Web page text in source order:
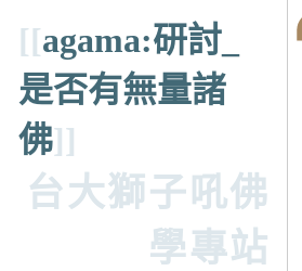
[[agama:研討_
是否有無量諸
佛]]
台大獅子吼佛
學專站